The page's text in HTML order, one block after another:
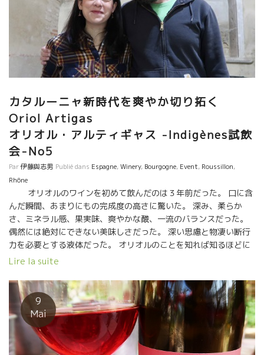
★CPVツアー Olivier COHENオリビエ・コーエン醸造元、
MADAマダ醸造元。 ★大阪トルトゥーガの萬谷シェフ/ Philippe
PACALETフィリップ・パカレ醸造にて ★台湾のインポーター
C‘est Le Vin セ・ル・ヴァンのRebeccaレベッカさん/ Dard et
Riboダール・エ・リボ醸造にて
カタルーニャ新時代を爽やか切り拓く
Oriol Artigas
オリオル・アルティギャス -Indigènes試飲
会-No5
Par伊藤與志男 Publié dans Espagne,Winery, Bourgogne, Event, Roussillon,
Rhône
オリオルのワインを初めて飲んだのは３年前だった。 口に含
んだ瞬間、あまりにもの完成度の高さに驚いた。 深み、柔らか
さ、ミネラル感、果実味、爽やかな酸、一流のバランスだった。
偶然には絶対にできない美味しさだった。 深い思慮と物凄い断行
力を必要とする液体だった。 オリオルのことを知れば知るほどに
凄いなと思うようになった。新時代を築ける重要な人物だ。 オリ
フランスではありえないことだ。 フランスのワイン学校の先生で
自然な手法でワインを造ることができる人は皆無だ。 自然なワイ
ン造りを科学的観点から真正面に取り組んでいる。 やっと、待ち
に待った人物が出てきた。 彼女のアヌクは東洋系フランス人。 だ
らから、時々フランスに来てフランスの蔵を周って研究してい
る。 フィリップ・パカレ、ドミニック・ドゥラン、フィリップ・
Lire la suite
9
Mai